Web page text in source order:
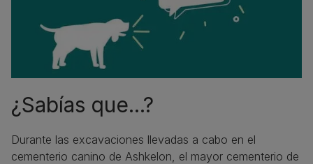
¿Sabías que...?
Durante las excavaciones llevadas a cabo en el
cementerio canino de Ashkelon, el mayor cementerio de